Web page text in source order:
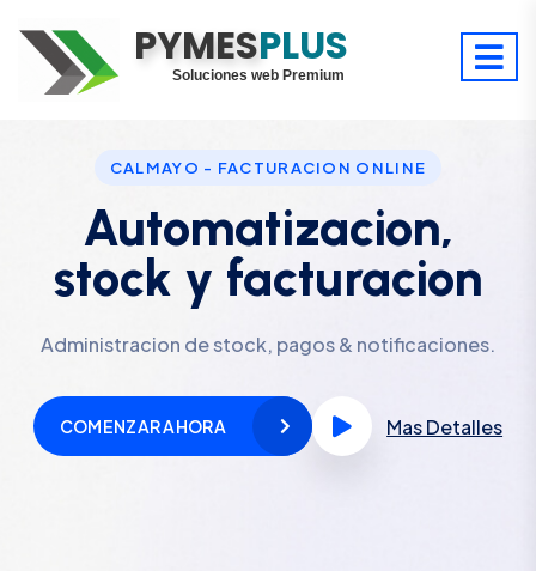
PYMESPLUS
Digitaliza tu éxito
Soluciones web Premium
CALMAYO - FACTURACION ONLINE
Automatizacion,
stock y facturacion
Administracion de stock, pagos & notificaciones.
COMENZAR AHORA Mas Detalles